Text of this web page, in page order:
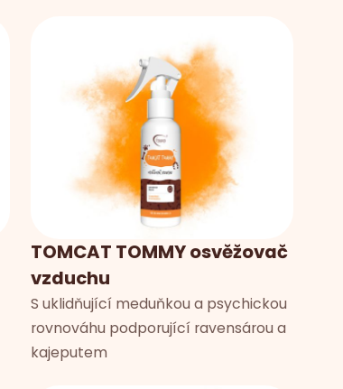
TOMCAT TOMMY osvěžovač
vzduchu
S uklidňující meduňkou a psychickou
rovnováhu podporující ravensárou a
kajeputem